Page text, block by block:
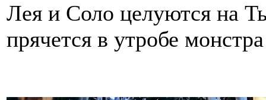
Лея и Соло целуются на
прячется в утробе